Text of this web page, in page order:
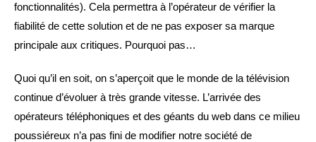
fonctionnalités). Cela permettra à l’opérateur de vérifier la
fiabilité de cette solution et de ne pas exposer sa marque
principale aux critiques. Pourquoi pas…
Quoi qu’il en soit, on s’aperçoit que le monde de la télévision
continue d’évoluer à très grande vitesse. L’arrivée des
opérateurs téléphoniques et des géants du web dans ce milieu
poussiéreux n’a pas fini de modifier notre société de